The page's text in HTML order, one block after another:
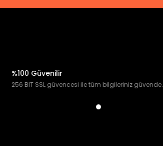
%100 Güvenilir
256 BIT SSL güvencesi ile tüm bilgileriniz güvende.